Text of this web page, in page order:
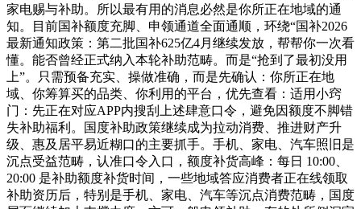
家电赐与补助。所以最有用的消息必然是你所正在地域的通
知。目前国补额度充脚、申领通道全面通顺，环绕“国补2026
最新通知政策：第二批国补625亿4月继续发放，帮帮你一次看
懂。能否曾经正式纳入本轮补助范畴。而是“抢到了最初没用
上”。只需预备充实、操做准确，而是先确认：你所正在地
域、你筹算买的品类、你利用的平台，优先查看：适用小窍
门：先正在对应APP内搜刮上述肆意口令，避免因额度不脚错
失补助福利。国度补助政策继续成为拉动消费、推进财产升
级、惠及居平易近糊口的主要抓手。手机、家电、汽车照旧是
沉点受益范畴，认准口令入口，额度补货高峰：每日 10:00、
20:00 是补助额度补货时间，一些地域答应消费者正在线领取
补助资历后，特别是手机、家电、汽车等沉点消费范畴，国度